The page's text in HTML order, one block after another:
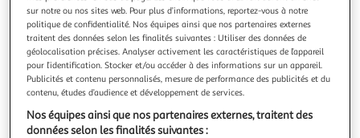
Quand plane l'ombre d'une erreur judiciaire... Septembre
2024. Un incendie se déclare à proximité de la maison de
Paul Kessler, dans le Var. Au bout de quarante-huit heures,
la piste criminelle est établie et les enquêteurs identifient
la responsable : une certaine Laurence Dumas qui réside
dans le
En savoir +
Vous voulez connaître le prix de ce produit ?
Afficher le prix
sur notre ou nos sites web. Pour plus d’informations, reportez-vous à notre
politique de confidentialité. Nos équipes ainsi que nos partenaires externes
traitent des données selon les finalités suivantes : Utiliser des données de
géolocalisation précises. Analyser activement les caractéristiques de l’appareil
pour l’identification. Stocker et/ou accéder à des informations sur un appareil.
Publicités et contenu personnalisés, mesure de performance des publicités et du
contenu, études d’audience et développement de services.
Nos équipes ainsi que nos partenaires externes, traitent des
données selon les finalités suivantes :